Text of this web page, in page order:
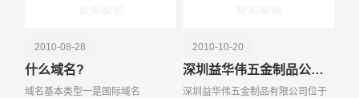
2010-08-28
什么域名?
域名基本类型一是国际域名
2010-10-20
深圳益华伟五金制品公司网站建设签约易百讯科技
深圳益华伟五金制品有限公司位于